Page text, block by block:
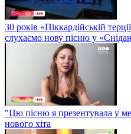
30 років «Піккардійській
слухаємо нову пісню у
"Цю пісню я презентувала у
нового хіта